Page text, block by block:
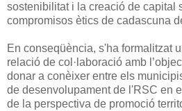
sostenibilitat i la creació de capital
compromisos ètics de cadascuna
En conseqüència, s'ha formalitzat
relació de col·laboració amb
donar a conèixer entre els
de desenvolupament de l'RSC en
de la perspectiva de promoció